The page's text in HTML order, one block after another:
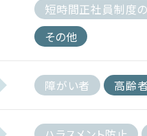
短時間正社員制度
その他
障がい者 高齢者